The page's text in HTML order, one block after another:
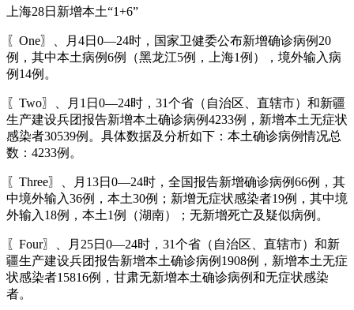
上海28日新增本土“1+6”
〖One〗、月4日0—24时，国家卫健委公布新增确诊病例20
例，其中本土病例6例（黑龙江5例，上海1例），境外输入病
例14例。
〖Two〗、月1日0—24时，31个省（自治区、直辖市）和新疆
生产建设兵团报告新增本土确诊病例4233例，新增本土无症状
感染者30539例。具体数据及分析如下：本土确诊病例情况总
数：4233例。
〖Three〗、月13日0—24时，全国报告新增确诊病例66例，其
中境外输入36例，本土30例；新增无症状感染者19例，其中境
外输入18例，本土1例（湖南）；无新增死亡及疑似病例。
〖Four〗、月25日0—24时，31个省（自治区、直辖市）和新
疆生产建设兵团报告新增本土确诊病例1908例，新增本土无症
状感染者15816例，甘肃无新增本土确诊病例和无症状感染
者。